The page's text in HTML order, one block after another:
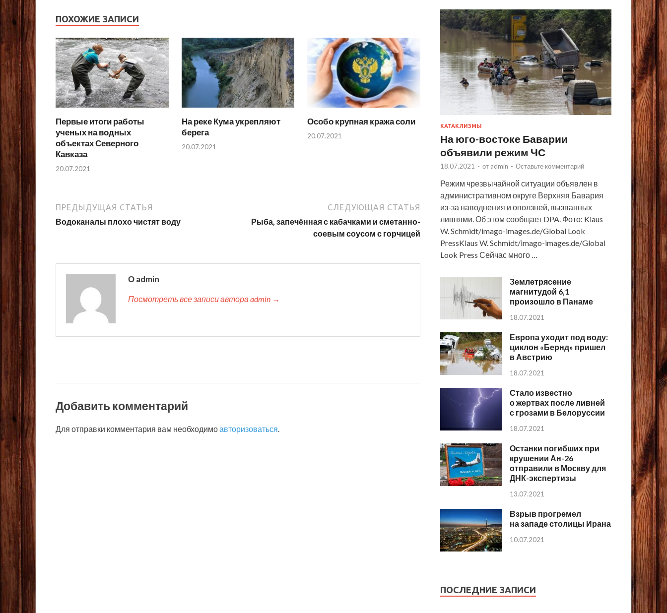
ПОХОЖИЕ ЗАПИСИ
Первые итоги работы
ученых на водных
объектах Северного
Кавказа
20.07.2021
На реке Кума укрепляют
берега
20.07.2021
Особо крупная кража соли
20.07.2021
ПРЕДЫДУЩАЯ СТАТЬЯ
Водоканалы плохо чистят воду
СЛЕДУЮЩАЯ СТАТЬЯ
Рыба, запечённая с кабачками и сметанно-
соевым соусом с горчицей
О admin
Посмотреть все записи автора admin →
Добавить комментарий
Для отправки комментария вам необходимоавторизоваться.
КАТАКЛИЗМЫ
На юго-востоке Баварии
объявили режим ЧС
18.07.2021 - от admin - Оставьте комментарий
Режим чрезвычайной ситуации объявлен в
административном округе Верхняя Бавария
из-за наводнения и оползней, вызванных
ливнями. Об этом сообщает DPA. Фото: Klaus
W. Schmidt/imago-images.de/Global Look
PressKlaus W. Schmidt/imago-images.de/Global
Look Press Сейчас много …
Землетрясение
магнитудой 6,1
произошло в Панаме
18.07.2021
Европа уходит под воду:
циклон «Бернд» пришел
в Австрию
18.07.2021
Стало известно
о жертвах после ливней
с грозами в Белоруссии
18.07.2021
Останки погибших при
крушении Ан-26
отправили в Москву для
ДНК-экспертизы
13.07.2021
Взрыв прогремел
на западе столицы Ирана
10.07.2021
ПОСЛЕДНИЕ ЗАПИСИ